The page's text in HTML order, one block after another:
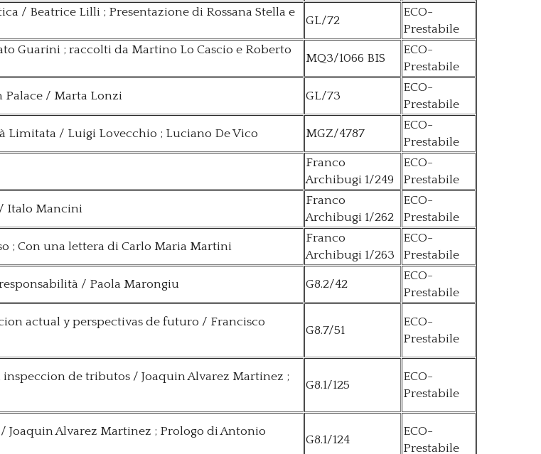
/ Beatrice Lilli ; Presentazione di Rossana Stella e
GL/72
ECO-
Prestabile
Guarini ; raccolti da Martino Lo Cascio e Roberto
MQ3/1066 BIS
ECO-
Prestabile
Palace / Marta Lonzi GL/73
ECO-
Prestabile
Limitata / Luigi Lovecchio ; Luciano De Vico MGZ/4787
ECO-
Prestabile
Franco
Archibugi 1/249
ECO-
Prestabile
Italo Mancini
Franco
Archibugi 1/262
ECO-
Prestabile
; Con una lettera di Carlo Maria Martini
Franco
Archibugi 1/263
ECO-
Prestabile
/ Paola Marongiu G8.2/42
ECO-
Prestabile
actual y perspectivas de futuro / Francisco
G8.7/51
ECO-
Prestabile
de tributos / Joaquin Alvarez Martinez ;
G8.1/125
ECO-
Prestabile
Alvarez Martinez ; Prologo di Antonio
G8.1/124
ECO-
Prestabile